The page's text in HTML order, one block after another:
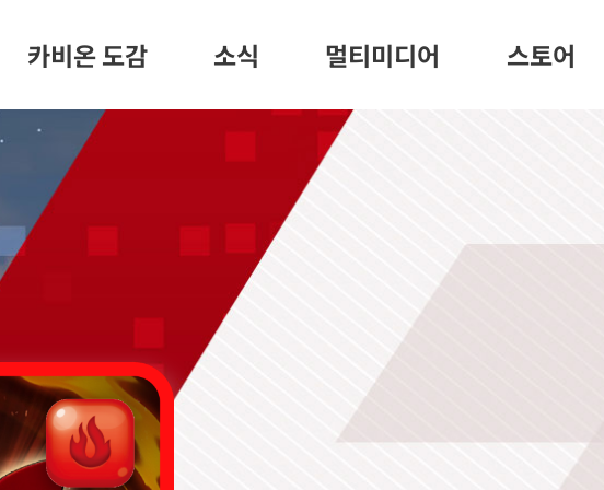
카비온 도감 소식 멀티미디어 스토어